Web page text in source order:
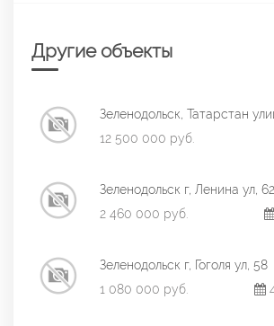
Другие объекты
Зеленодольск, Татарстан
12 500 000 руб.
Зеленодольск г, Ленина ул, 62
2 460 000 руб.
Зеленодольск г, Гоголя ул, 58
1 080 000 руб.